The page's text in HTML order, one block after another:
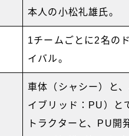
本人の小松礼雄氏。
1チームごとに2名の
イバル。
車体（シャシー）と
イブリッド：PU）と
トラクターと、PU開